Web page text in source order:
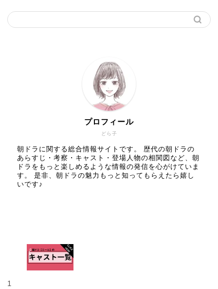
どら子
プロフィール
朝ドラに関する総合情報サイトです。 歴代の朝ドラの
あらすじ・考察・キャスト・登場人物の相関図など、朝
ドラをもっと楽しめるような情報の発信を心がけていま
す。 是非、朝ドラの魅力もっと知ってもらえたら嬉し
いです♪
1